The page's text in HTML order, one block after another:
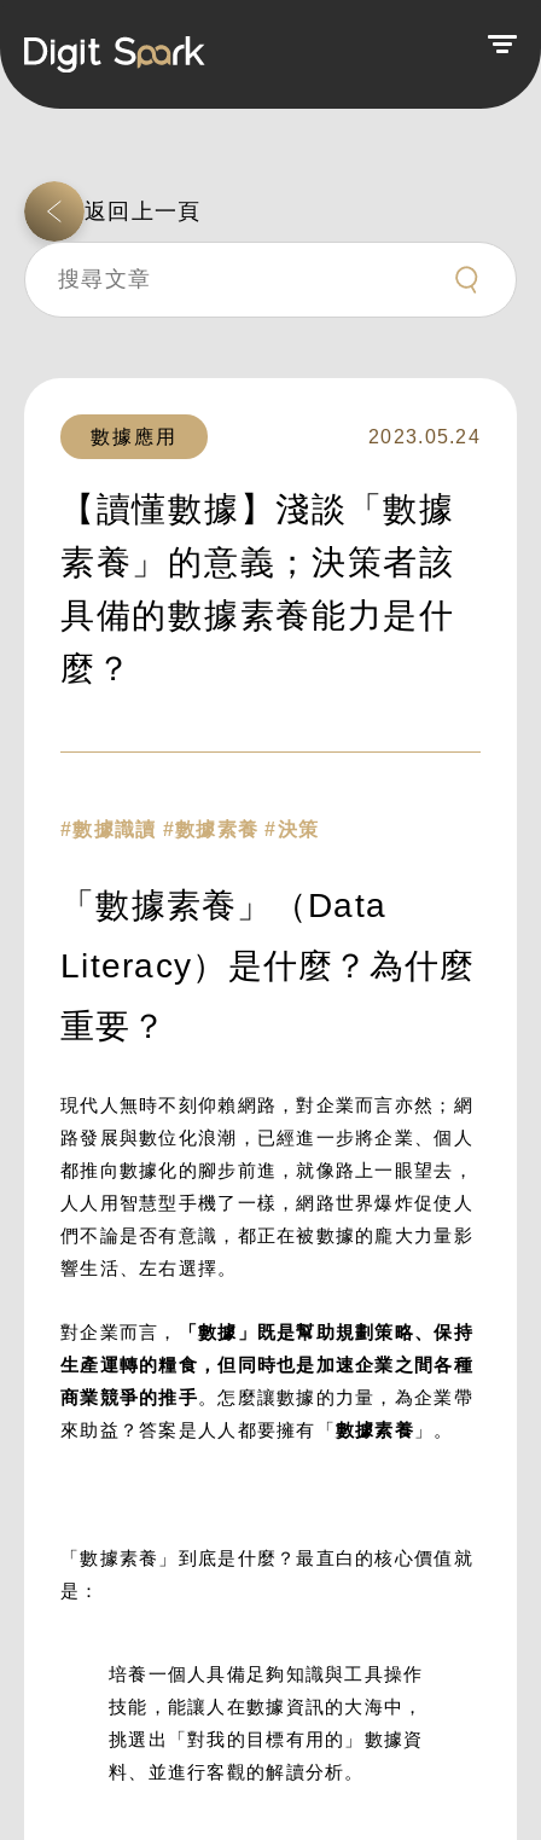
返回上一頁
數據應用 2023.05.24
【讀懂數據】淺談「數據
素養」的意義；決策者該
具備的數據素養能力是什
麼？
#數據識讀 #數據素養 #決策
「數據素養」（Data
Literacy）是什麼？為什麼
重要？
現代人無時不刻仰賴網路，對企業而言亦然；網
路發展與數位化浪潮，已經進一步將企業、個人
都推向數據化的腳步前進，就像路上一眼望去，
人人用智慧型手機了一樣，網路世界爆炸促使人
們不論是否有意識，都正在被數據的龐大力量影
響生活、左右選擇。
對企業而言，
「數據」既是幫助規劃策略、保持
生產運轉的糧食，但同時也是加速企業之間各種
商業競爭的推手。怎麼讓數據的力量，為企業帶
來助益？答案是人人都要擁有「數據素養 」。
「數據素養」到底是什麼？最直白的核心價值就
是：
培養一個人具備足夠知識與工具操作
技能，能讓人在數據資訊的大海中，
挑選出「對我的目標有用的」數據資
料、並進行客觀的解讀分析。